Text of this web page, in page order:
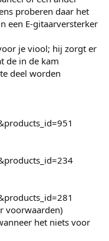
proberen daar het
een E-gitaarversterker
je viool; hij zorgt er
de in de kam
deel worden
voorwaarden)
het niets voor